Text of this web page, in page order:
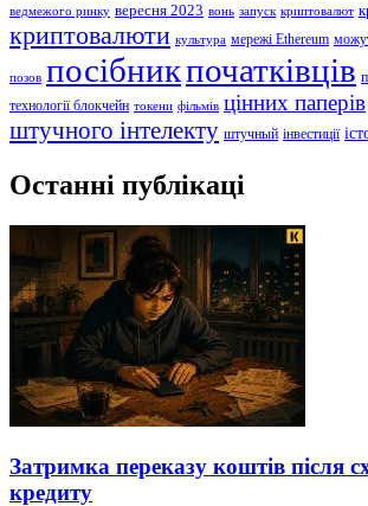
ведмежого ринку вересня 2023 вонь запуск криптовалют
криптовалюти культура мережі Ethereum
позов посібникпочатківців
технології блокчейн токени фільмів цінних паперів
штучного інтелекту штучный інвестиції
Останні публікаці
Затримка переказу коштів після
кредиту